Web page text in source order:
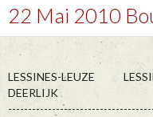
Lâcher / Los
Result. clubs, Provincial,
RFCB / KBDB
22 Mai 2010
LESSINES-LEUZE
DEERLIJK